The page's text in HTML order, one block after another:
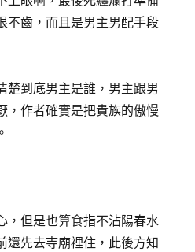
不齒，而且是男主男配手段
楚到底男主是誰，男主跟男
，作者確實是把貴族的傲慢
，但是也算食指不沾陽春水
還先去寺廟裡住，此後方知